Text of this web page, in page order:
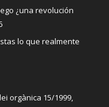
¿una revolución
lo que realmente
orgànica 15/1999,